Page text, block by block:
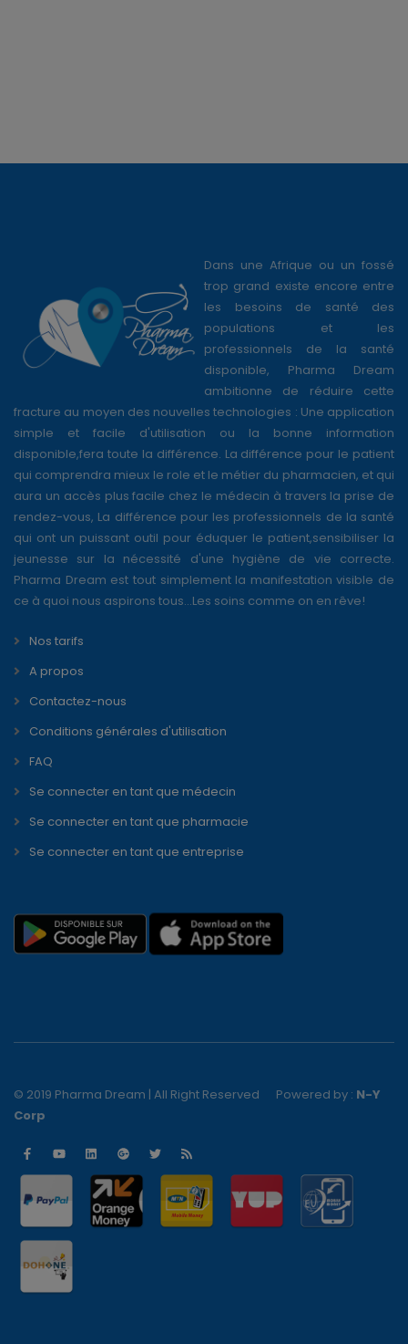
Dans une Afrique ou un fossé
trop grand existe encore entre
les besoins de santé des
populations et les
professionnels de la santé
disponible, Pharma Dream
ambitionne de réduire cette
fracture au moyen des nouvelles technologies : Une application
simple et facile d'utilisation ou la bonne information
disponible,fera toute la différence. La différence pour le patient
qui comprendra mieux le role et le métier du pharmacien, et qui
aura un accès plus facile chez le médecin à travers la prise de
rendez-vous, La différence pour les professionnels de la santé
qui ont un puissant outil pour éduquer le patient,sensibiliser la
jeunesse sur la nécessité d'une hygiène de vie correcte.
Pharma Dream est tout simplement la manifestation visible de
ce à quoi nous aspirons tous...Les soins comme on en rêve!
Nos tarifs
A propos
Contactez-nous
Conditions générales d'utilisation
FAQ
Se connecter en tant que médecin
Se connecter en tant que pharmacie
Se connecter en tant que entreprise
© 2019 Pharma Dream | All Right Reserved Powered by : N-Y
Corp